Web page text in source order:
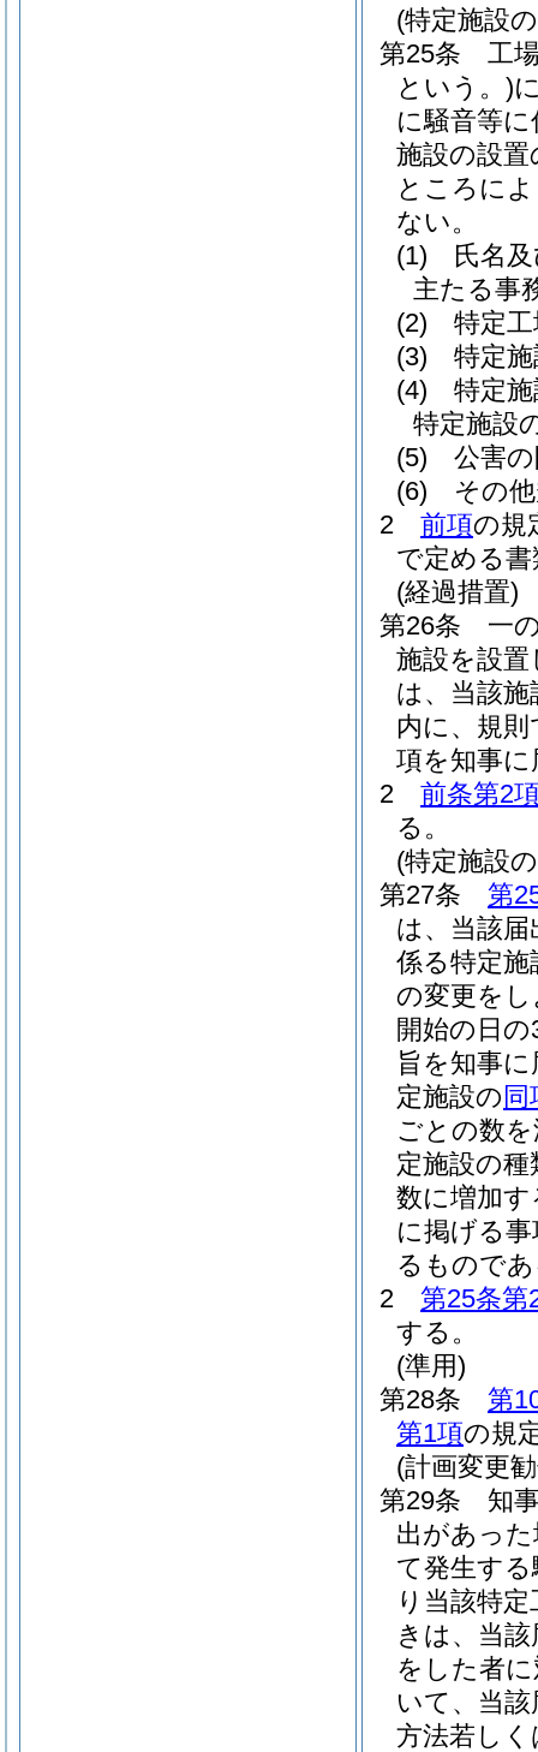
(特定施設
第25条
工
という。)
に騒音等
施設の設
ところに
ない。
(1)
氏名
主たる事
(2)
特定
(3)
特定
(4)
特定
特定施設
(5)
公害
(6)
その
2
前項の規
で定める
(経過措置)
第26条
一
施設を設
は、当該
内に、規
項を知事
2
前条第2
る。
(特定施設
第27条
第
は、当該
係る特定
の変更を
開始の日
旨を知事
定施設の 同
ごとの数
定施設の
数に増加
に掲げる
るもので
2
第25条第
する。
(準用)
第28条
第
第1項の規
(計画変更
第29条
知
出があっ
て発生す
り当該特
きは、当
をした者
いて、当
方法若し